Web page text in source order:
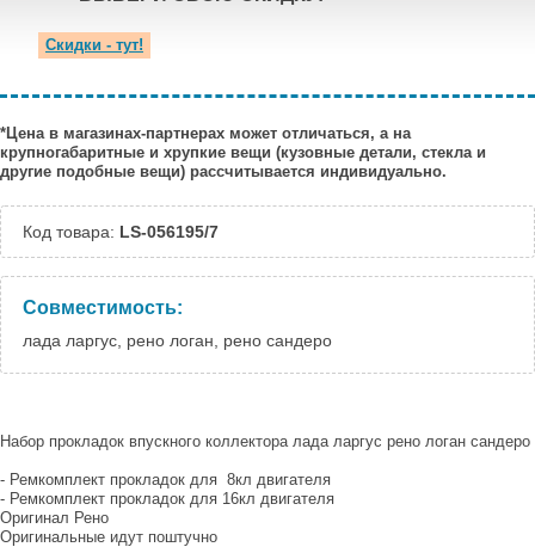
Скидки - тут!
*Цена в магазинах-партнерах может отличаться, а на
крупногабаритные и хрупкие вещи (кузовные детали, стекла и
другие подобные вещи) рассчитывается индивидуально.
Код товара: LS-056195/7
Совместимость:
лада ларгус, рено логан, рено сандеро
Набор прокладок впускного коллектора лада ларгус рено логан сандеро
- Ремкомплект прокладок для 8кл двигателя
- Ремкомплект прокладок для 16кл двигателя
Оригинал Рено
Оригинальные идут поштучно